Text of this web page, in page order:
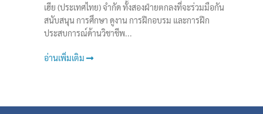
เฮีย (ประเทศไทย) จำกัด ทั้งสองฝ่ายตกลงที่จะร่วมมือกัน
สนับสนุน การศึกษา ดูงาน การฝึกอบรม และการฝึก
ประสบการณ์ด้านวิชาชีพ...
อ่านเพิ่มเติม